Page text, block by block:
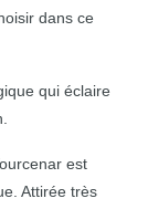
dans ce
qui éclaire
est
Attirée très